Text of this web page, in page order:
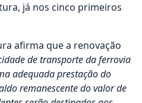
já nos cinco primeiros
afirma que a renovação
de transporte da ferrovia
adequada prestação do
remanescente do valor de